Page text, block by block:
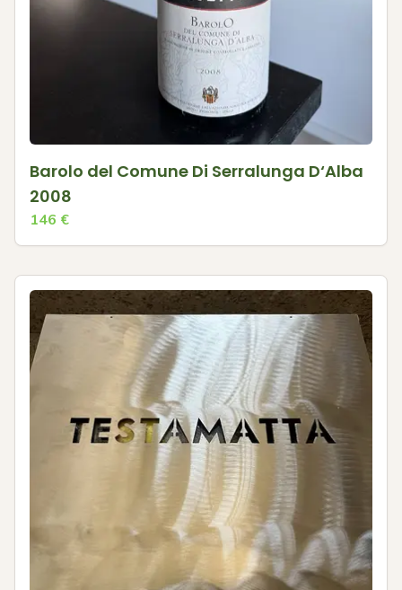
Barolo del Comune Di Serralunga D‘Alba
2008
146 €